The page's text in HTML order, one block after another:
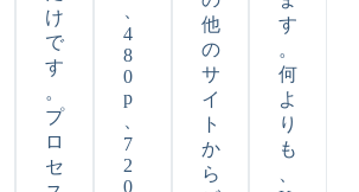
け
で
す
。
プ
ロ
セ
4
8
0
p
7
2
0
他
の
サ
イ
ト
か
ら
す
。
何
よ
り
も